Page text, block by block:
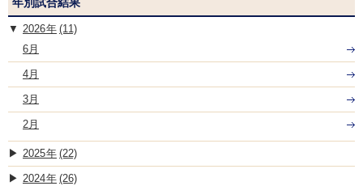
年別試合結果
2026
(11)
6月
4月
3月
2月
2025 (22)
2024 (26)